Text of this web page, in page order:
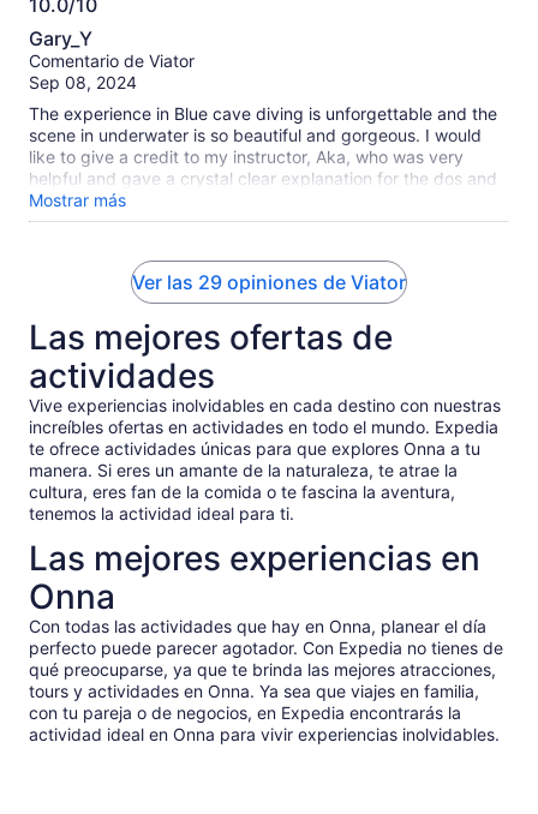
unlimited pictures and videos (it was totally worrh it).
10.0/10
10.0
de
10
Gary_Y
Comentario de Viator
Sep 08, 2024
The experience in Blue cave diving is unforgettable and the
scene in underwater is so beautiful and gorgeous. I would
like to give a credit to my instructor, Aka, who was very
helpful and gave a crystal clear explanation for the dos and
don't. Well done! No doubt, I will come back to Okinawa for
diving.
Mostrar más
Ver las 29 opiniones de Viator
Las mejores ofertas de
actividades
Vive experiencias inolvidables en cada destino con nuestras
increíbles ofertas en actividades en todo el mundo. Expedia
te ofrece actividades únicas para que explores Onna a tu
manera. Si eres un amante de la naturaleza, te atrae la
cultura, eres fan de la comida o te fascina la aventura,
tenemos la actividad ideal para ti.
Las mejores experiencias en
Onna
Con todas las actividades que hay en Onna, planear el día
perfecto puede parecer agotador. Con Expedia no tienes de
qué preocuparse, ya que te brinda las mejores atracciones,
tours y actividades en Onna. Ya sea que viajes en familia,
con tu pareja o de negocios, en Expedia encontrarás la
actividad ideal en Onna para vivir experiencias inolvidables.